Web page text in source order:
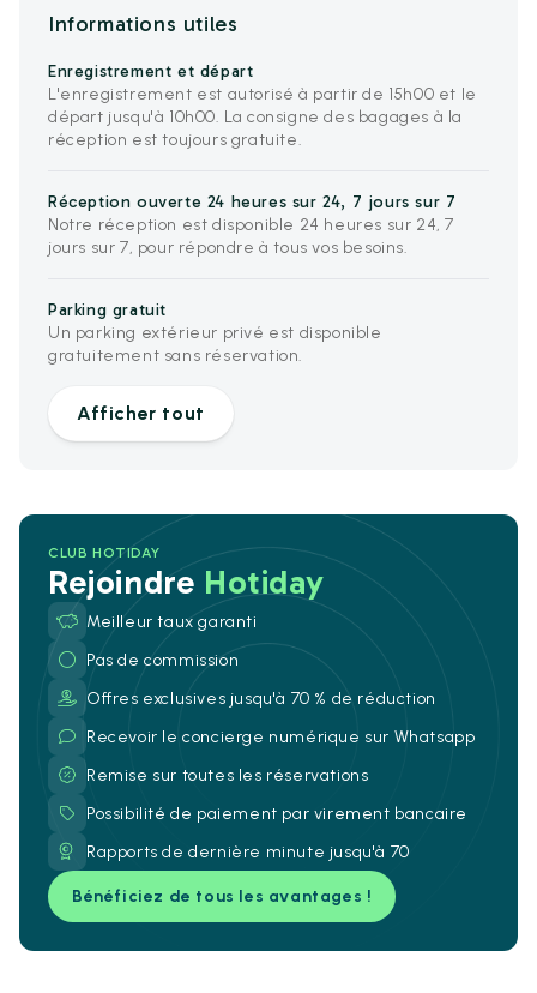
Informations utiles
Enregistrement et départ
L'enregistrement est autorisé à partir de 15h00 et le
départ jusqu'à 10h00. La consigne des bagages à la
réception est toujours gratuite.
Réception ouverte 24 heures sur 24, 7 jours sur 7
Notre réception est disponible 24 heures sur 24, 7
jours sur 7, pour répondre à tous vos besoins.
Parking gratuit
Un parking extérieur privé est disponible
gratuitement sans réservation.
Afficher tout
CLUB HOTIDAY
Rejoindre Hotiday
Meilleur taux garanti
Pas de commission
Offres exclusives jusqu'à 70 % de réduction
Recevoir le concierge numérique sur Whatsapp
Remise sur toutes les réservations
Possibilité de paiement par virement bancaire
Rapports de dernière minute jusqu'à 70
Bénéficiez de tous les avantages !